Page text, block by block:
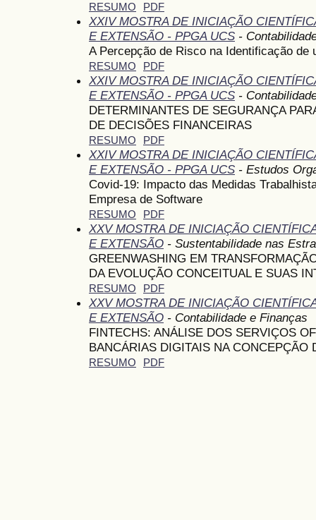
RESUMO PDF
XXIV MOSTRA DE INICIAÇÃO
E EXTENSÃO - PPGA UCS -
A Percepção de Risco na Identificação de
RESUMO PDF
XXIV MOSTRA DE INICIAÇÃO
E EXTENSÃO - PPGA UCS -
DETERMINANTES DE SEGURANÇA
DE DECISÕES FINANCEIRAS
RESUMO PDF
XXIV MOSTRA DE INICIAÇÃO
E EXTENSÃO - PPGA UCS - Estudos
Covid-19: Impacto das Medidas
Empresa de Software
RESUMO PDF
XXV MOSTRA DE INICIAÇÃO
E EXTENSÃO - Sustentabilidade nas
GREENWASHING EM
DA EVOLUÇÃO CONCEITUAL E SUAS
RESUMO PDF
XXV MOSTRA DE INICIAÇÃO
E EXTENSÃO - Contabilidade e Finanças
FINTECHS: ANÁLISE DOS SERVIÇOS
BANCÁRIAS DIGITAIS NA CONCEPÇÃO
RESUMO PDF